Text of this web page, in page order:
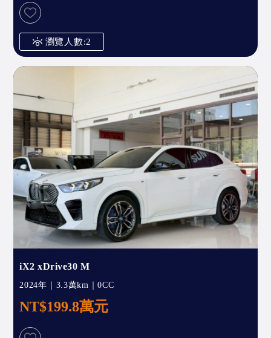
瀏覽人數:2
iX2 xDrive30 M
2024年｜3.3萬km｜0CC
NT$199.8萬元